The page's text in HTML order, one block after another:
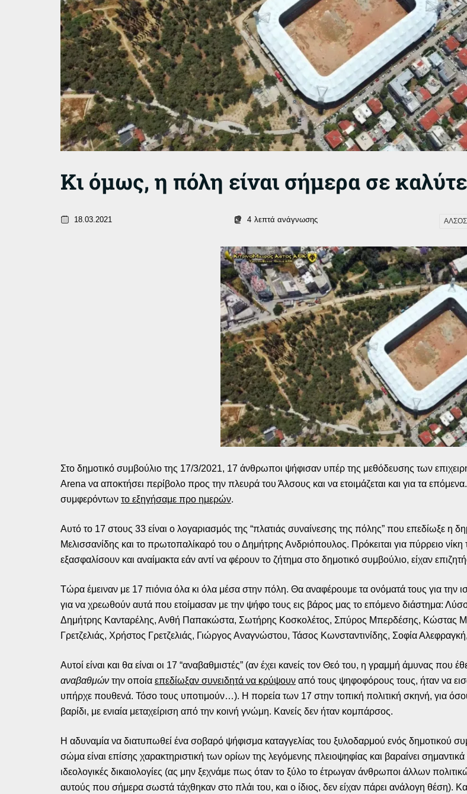
Κι όμως, η πόλη είναι σήμερα σε
18.03.2021 4 λεπτά ανάγνωσης
Στο δημοτικό συμβούλιο της 17/3/2021, 17 άνθρωποι ψήφισαν υπέρ της μεθόδευσης των
Arena να αποκτήσει περίβολο προς την πλευρά του Άλσους και να ετοιμάζεται και για τα
συμφερόντων το εξηγήσαμε προ ημερών.
Αυτό το 17 στους 33 είναι ο λογαριασμός της “πλατιάς συναίνεσης της πόλης” που επεδίωξε η
Μελισσανίδης και το πρωτοπαλίκαρό του ο Δημήτρης Ανδριόπουλος. Πρόκειται για πύρρειο
εξασφαλίσουν και αναίμακτα εάν αντί να φέρουν το ζήτημα στο δημοτικό συμβούλιο, είχαν
Τώρα έμειναν με 17 πιόνια όλα κι όλα μέσα στην πόλη. Θα αναφέρουμε τα ονόματά τους για την
για να χρεωθούν αυτά που ετοίμασαν με την ψήφο τους εις βάρος μας το επόμενο διάστημα:
Δημήτρης Κανταρέλης, Ανθή Παπακώστα, Σωτήρης Κοσκολέτος, Σπύρος Μπερδέσης, Κώστας
Γρετζελιάς, Χρήστος Γρετζελιάς, Γιώργος Αναγνώστου, Τάσος Κωνσταντινίδης, Σοφία
Αυτοί είναι και θα είναι οι 17 “αναβαθμιστές” (αν έχει κανείς τον Θεό του, η γραμμή άμυνας που
αναβαθμών την οποία επεδίωξαν συνειδητά να κρύψουν από τους ψηφοφόρους τους, ήταν να
υπήρχε πουθενά. Τόσο τους υποτιμούν…). Η πορεία των 17 στην τοπική πολιτική σκηνή, για
βαρίδι, με ενιαία μεταχείριση από την κοινή γνώμη. Κανείς δεν ήταν κομπάρσος.
Η αδυναμία να διατυπωθεί ένα σοβαρό ψήφισμα καταγγελίας του ξυλοδαρμού ενός δημοτικού
σώμα είναι επίσης χαρακτηριστική των ορίων της λεγόμενης πλειοψηφίας και βαραίνει
ιδεολογικές δικαιολογίες (ας μην ξεχνάμε πως όταν το ξύλο το έτρωγαν άνθρωποι άλλων
αυτούς που σήμερα σωστά τάχθηκαν στο πλάι του, και ο ίδιος, δεν είχαν πάρει ανάλογη θέση).